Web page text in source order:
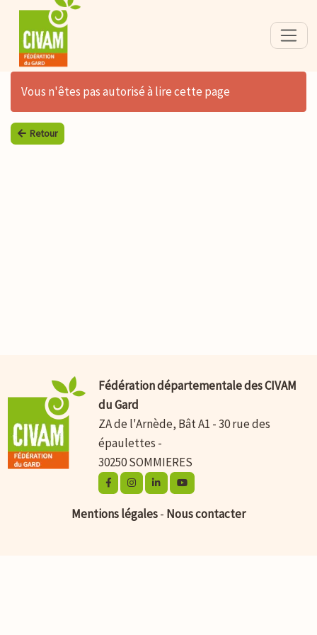
Vous n'êtes pas autorisé à lire cette page
Retour
Fédération départementale des CIVAM
du Gard
ZA de l'Arnède, Bât A1 - 30 rue des
épaulettes -
30250 SOMMIERES
Mentions légales- Nous contacter